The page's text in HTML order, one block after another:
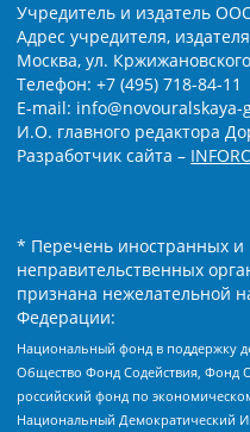
Учредитель и издатель
Адрес учредителя,
Москва, ул.
Телефон: +7 (495) 718-84-11
E-mail: info@novouralskaya-
И.О. главного редактора
Разработчик сайта –
* Перечень иностранных
неправительственных
признана нежелательной
Федерации:
Национальный фонд в поддержку
Общество Фонд Содействия, Фонд
российский фонд по
Национальный Демократический